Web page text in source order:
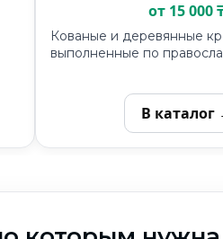
от 15 000
Кованые и деревянные
выполненные по
В каталог